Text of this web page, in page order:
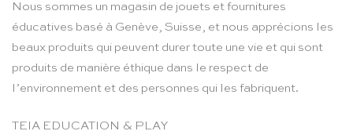
Nous sommes un magasin de jouets et fournitures
éducatives basé à Genève, Suisse, et nous apprécions les
beaux produits qui peuvent durer toute une vie et qui sont
produits de manière éthique dans le respect de
l’environnement et des personnes qui les fabriquent.
TEIA EDUCATION & PLAY